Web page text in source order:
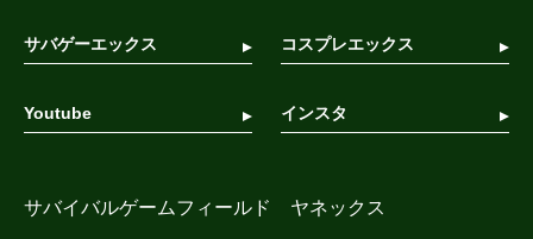
サバイバルゲームフィールド ヤネックス
サバゲーエックス コスプレエックス
Youtube インスタ